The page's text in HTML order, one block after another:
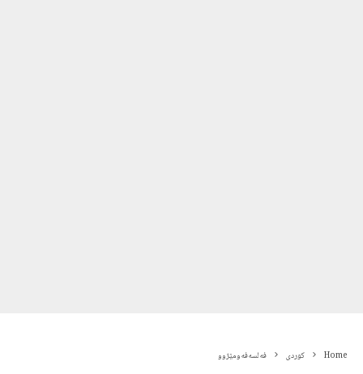
Home کوردی فه‌لسه‌فەومێژوو